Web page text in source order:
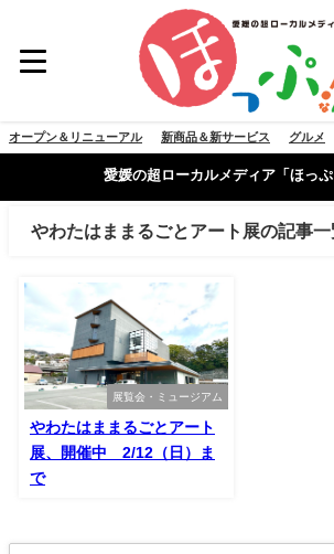
オープン＆リニューアル 新商品＆新サービス グルメ
愛媛の超ローカルメディア「ほっ
やわたはままるごとアート展の記事一
展覧会・ミュージアム
やわたはままるごとアート
展、開催中 2/12（日）ま
で